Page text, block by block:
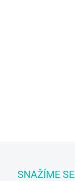
SNAŽÍME SE